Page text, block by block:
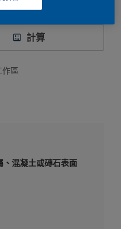
計算
作區
、混凝土或磚石表面